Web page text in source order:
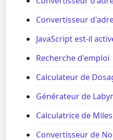
Convertisseur
JavaScript est-il
Recherche d'emploi
Calculateur de
Générateur de
Calculatrice de
Convertisseur de